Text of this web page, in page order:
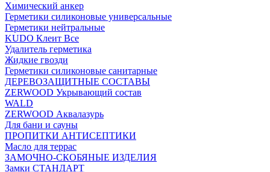
Химический анкер
Герметики силиконовые универсальные
Герметики нейтральные
KUDO Клеит Все
Удалитель герметика
Жидкие гвозди
Герметики силиконовые санитарные
ДЕРЕВОЗАЩИТНЫЕ СОСТАВЫ
ZERWOOD Укрывающий состав
WALD
ZERWOOD Аквалазурь
Для бани и сауны
ПРОПИТКИ АНТИСЕПТИКИ
Масло для террас
ЗАМОЧНО-СКОБЯНЫЕ ИЗДЕЛИЯ
Замки СТАНДАРТ